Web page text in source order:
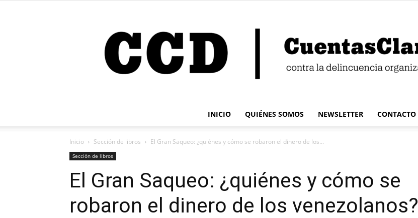
INICIO QUIÉNES SOMOS NEWSLETTER CONTACTO
Inicio Sección de libros El Gran Saqueo: ¿quiénes y cómo se robaron el dinero de los...
Sección de libros
El Gran Saqueo: ¿quiénes y cómo se
robaron el dinero de los venezolanos?